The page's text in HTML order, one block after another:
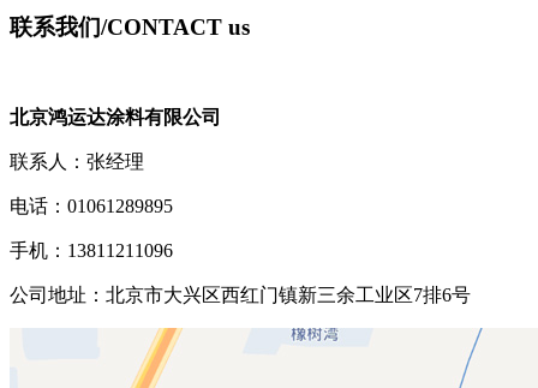
联系我们/CONTACT us
北京鸿运达涂料有限公司
联系人：张经理
电话：01061289895
手机：13811211096
公司地址：北京市大兴区西红门镇新三余工业区7排6号